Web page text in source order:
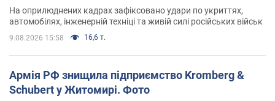
На оприлюднених кадрах зафіксовано удари по укриттях,
автомобілях, інженерній техніці та живій силі російських військ
9.08.2026 15:58 16,6 т.
Армія РФ знищила підприємство Kromberg &
Schubert у Житомирі. Фото